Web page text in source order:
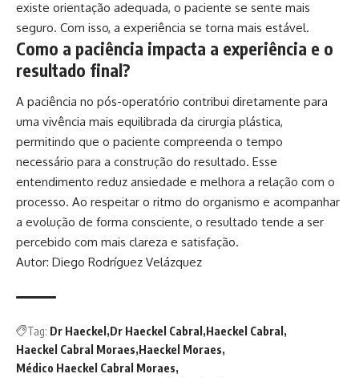
existe orientação adequada, o paciente se sente mais
seguro. Com isso, a experiência se torna mais estável.
Como a paciência impacta a experiência e o
resultado final?
A paciência no pós-operatório contribui diretamente para
uma vivência mais equilibrada da cirurgia plástica,
permitindo que o paciente compreenda o tempo
necessário para a construção do resultado. Esse
entendimento reduz ansiedade e melhora a relação com o
processo. Ao respeitar o ritmo do organismo e acompanhar
a evolução de forma consciente, o resultado tende a ser
percebido com mais clareza e satisfação.
Autor: Diego Rodríguez Velázquez
Tag: Dr Haeckel Dr Haeckel Cabral
Haeckel Cabral
Haeckel Cabral Moraes Haeckel Moraes
Médico Haeckel Cabral Moraes